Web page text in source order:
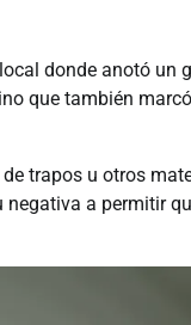
donde anotó un
que también
trapos u otros
negativa a permitir